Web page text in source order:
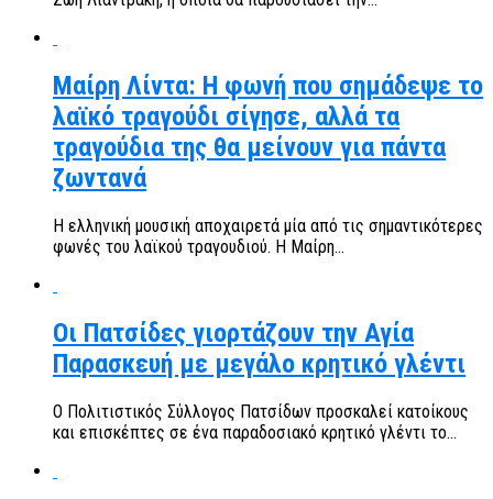
Μαίρη Λίντα: Η φωνή που σημάδεψε το
λαϊκό τραγούδι σίγησε, αλλά τα
τραγούδια της θα μείνουν για πάντα
ζωντανά
Η ελληνική μουσική αποχαιρετά μία από τις σημαντικότερες
φωνές του λαϊκού τραγουδιού. Η Μαίρη...
Οι Πατσίδες γιορτάζουν την Αγία
Παρασκευή με μεγάλο κρητικό γλέντι
Ο Πολιτιστικός Σύλλογος Πατσίδων προσκαλεί κατοίκους
και επισκέπτες σε ένα παραδοσιακό κρητικό γλέντι το...